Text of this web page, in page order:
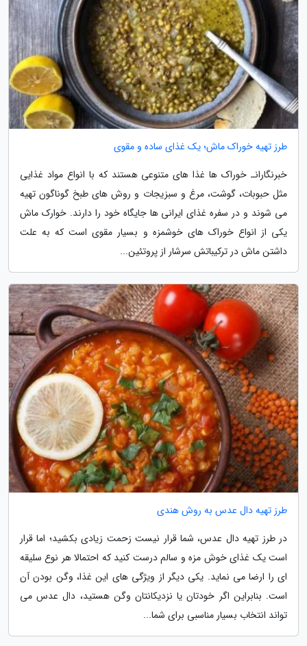
طرز تهیه خوراک ماش؛ یک غذای ساده و مقوی
خبرنگارانـ خوراک ها غذا های متنوعی هستند که با انواع مواد غذایی
مثل حبوبات، گوشت، مرغ و سبزیجات و روش های طبخ گوناگون تهیه
می شوند و در سفره غذای ایرانی ها جایگاه خود را دارند. خوارک ماش
یکی از انواع خوراک های خوشمزه و بسیار مقوی است که به علت
داشتن ماش در ترکیباتش سرشار از پروتئین...
طرز تهیه دال عدس به روش هندی
در طرز تهیه دال عدس، شما قرار نیست زحمت زیادی بکشید؛ اما قرار
است یک غذای خوش مزه و سالم درست کنید که احتمالا هر نوع سلیقه
ای را ارضا می نماید. یکی دیگر از ویژگی های این غذا، وگن بودن آن
است. بنابراین اگر خودتان یا نزدیکانتان وگن هستید، دال عدس می
تواند انتخاب بسیار مناسبی برای شما...